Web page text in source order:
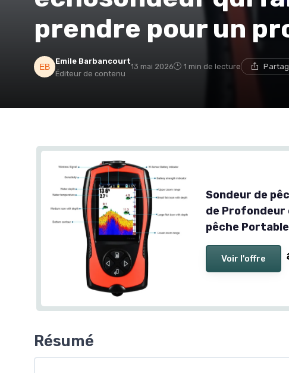
prendre pour un
Emile Barbancourt
Éditeur de contenu
13 mai 2026 1 min de lecture
Sondeur de
de Profondeur
pêche
Voir l'offre
Résumé